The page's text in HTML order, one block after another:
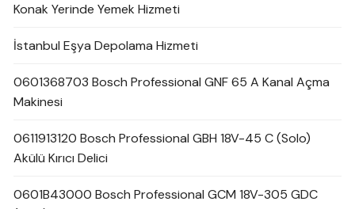
Konak Yerinde Yemek Hizmeti
İstanbul Eşya Depolama Hizmeti
0601368703 Bosch Professional GNF 65 A Kanal Açma
Makinesi
0611913120 Bosch Professional GBH 18V-45 C (Solo)
Akülü Kırıcı Delici
0601B43000 Bosch Professional GCM 18V-305 GDC